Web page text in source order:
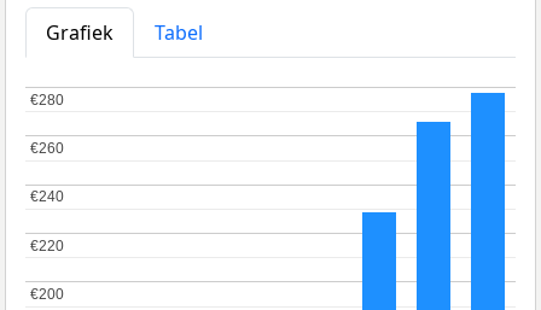
Grafiek
Tabel
€200
€200
€220
€220
€240
€240
€260
€260
€280
€280